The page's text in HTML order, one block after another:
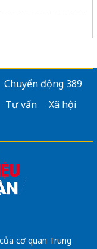
Chuyển động 389
Tư vấn
Xã hội
cơ quan Trung